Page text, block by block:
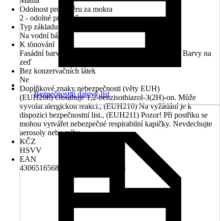
Odolnost proti otěru za mokra
2 - odolné proti otěru
Typ základu
Na vodní bázi
K tónování
Fasádní barvy, Dekorativní omítky, Latexové barvy, Barvy na
zeď
Bez konzervačních látek
Ne
Doplňkové znaky nebezpečnosti (věty EUH)
(EUH208) Obsahuje 1,2-benzisothiazol-3(2H)-on. Může
vyvolat alergickou reakci., (EUH210) Na vyžádání je k
dispozici bezpečnostní list., (EUH211) Pozor! Při postřiku se
mohou vytvářet nebezpečné respirabilní kapičky. Nevdechujte
aerosoly nebo mlhu.
KČZ
HSVV
EAN
4306516568062, 4306517453534
Bezpečnostní datový list